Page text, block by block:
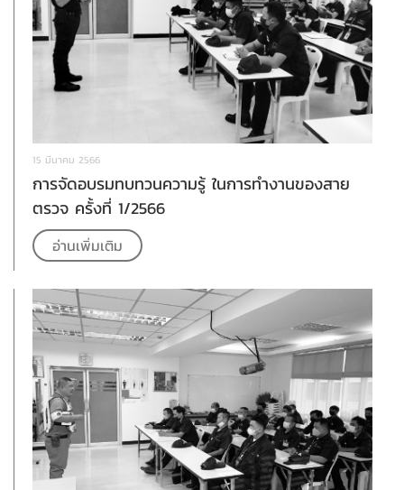
15 มีนาคม 2566
การจัดอบรมทบทวนความรู้ ในการทำงานของสาย
ตรวจ ครั้งที่ 1/2566
อ่านเพิ่มเติม